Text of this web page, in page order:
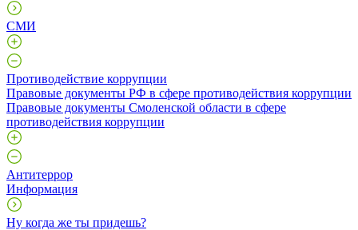
СМИ
Противодействие коррупции
Правовые документы РФ в сфере противодействия коррупции
Правовые документы Смоленской области в сфере
противодействия коррупции
Антитеррор
Информация
Ну когда же ты придешь?